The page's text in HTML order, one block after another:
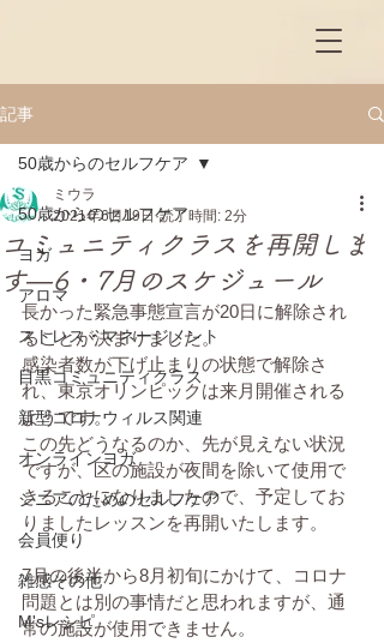
記事
50歳からのセルフケア
ヨガ
アロマ
ストレス・マネージメント
目黒コミュニティクラス
新型コロナウィルス関連
オンラインヨガ
シニアのためのセルフケア
会員便り
雑感その他
M'sレシピ
50歳からのセルフケア
コミュニティクラスを再開しま
す―6・7月のスケジュール
ミウラ
2021年6月19日 読了時間: 2分
長かった緊急事態宣言が20日に解除され
ることが決まりました。
感染者数が下げ止まりの状態で解除さ
れ、東京オリンピックは来月開催される
ようです。
この先どうなるのか、先が見えない状況
ですが、区の施設が夜間を除いて使用で
きることになりましたので、予定してお
りましたレッスンを再開いたします。
7月の後半から8月初旬にかけて、コロナ
問題とは別の事情だと思われますが、通
常の施設が使用できません。